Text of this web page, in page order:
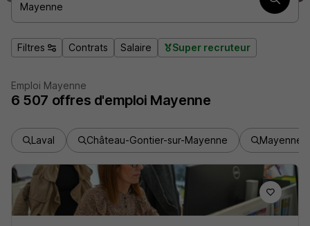
Mayenne
Filtres Contrats Salaire Super recruteur
Emploi Mayenne
6 507 offres d'emploi Mayenne
Laval Château-Gontier-sur-Mayenne Mayenne